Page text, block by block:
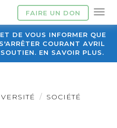
FAIRE UN DON
DE VOUS INFORMER QUE
COURANT AVRIL
EN SAVOIR PLUS.
SOCIÉTÉ